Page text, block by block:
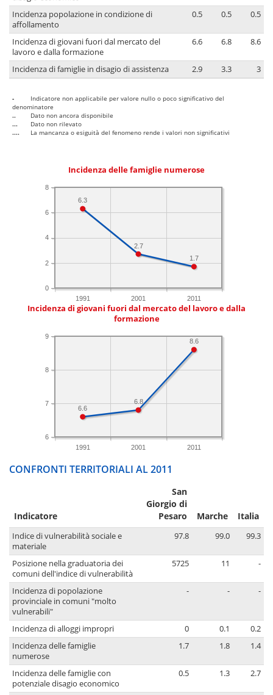
Incidenza popolazione in condizione di
affollamento
0.5 0.5 0.5
Incidenza di giovani fuori dal mercato del
lavoro e dalla formazione
6.6 6.8 8.6
Incidenza di famiglie in disagio di assistenza 2.9 3.3 3
-
Indicatore non applicabile per valore nullo o poco significativo del
denominatore
..
Dato non ancora disponibile
...
Dato non rilevato
....
La mancanza o esiguità del fenomeno rende i valori non significativi
Incidenza delle famiglie numerose
1991 2001 2011
0
2
4
6
8
1.7
2.7
6.3
Incidenza di giovani fuori dal mercato del lavoro e dalla
formazione
1991 2001 2011
6
7
8
9
8.6
6.8
6.6
CONFRONTI TERRITORIALI AL 2011
Indicatore
San
Giorgio di
Pesaro
Marche Italia
Indice di vulnerabilità sociale e
materiale
97.8 99.0 99.3
Posizione nella graduatoria dei
comuni dell'indice di vulnerabilità
5725 11 -
Incidenza di popolazione
provinciale in comuni "molto
vulnerabili"
- - -
Incidenza di alloggi impropri 0 0.1
0.2
Incidenza delle famiglie
numerose
1.7 1.8 1.4
Incidenza delle famiglie con
potenziale disagio economico
0.5 1.3 2.7